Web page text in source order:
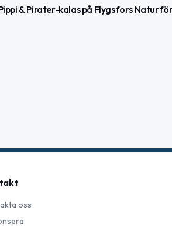
& Pirater-kalas på Flygsfors
oss